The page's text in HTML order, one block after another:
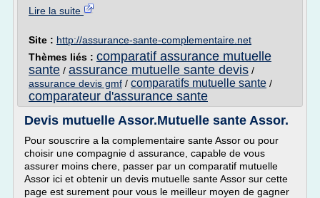
Lire la suite
Site : http://assurance-sante-complementaire.net
Thèmes liés : comparatif assurance mutuelle
sante / assurance mutuelle sante devis /
assurance devis gmf / comparatifs mutuelle sante /
comparateur d'assurance sante
Devis mutuelle Assor.Mutuelle sante Assor.
Pour souscrire a la complementaire sante Assor ou pour
choisir une compagnie d assurance, capable de vous
assurer moins chere, passer par un comparatif mutuelle
Assor ici et obtenir un devis mutuelle sante Assor sur cette
page est surement pour vous le meilleur moyen de gagner